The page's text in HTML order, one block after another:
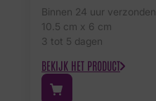
Binnen 24 uur verzonden
10.5 cm x 6 cm
3 tot 5 dagen
BEKIJK HET PRODUCT